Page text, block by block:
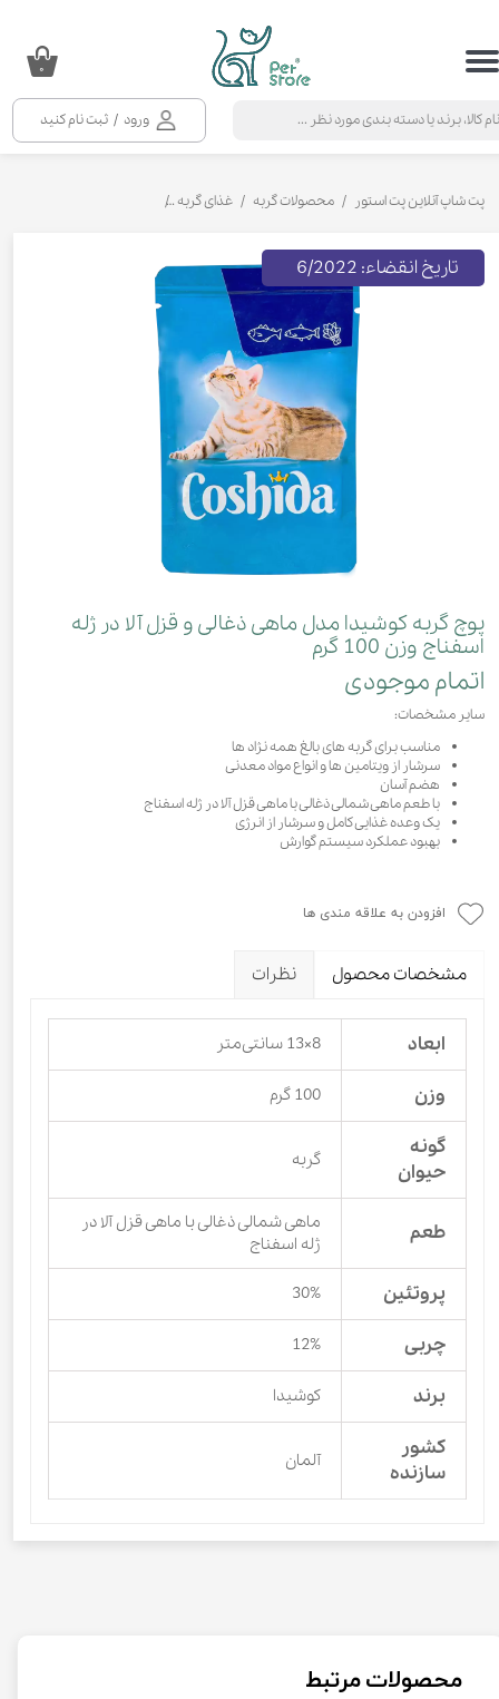
ورود / ثبت نام کنید
حساب کاربری من
خروج از حساب کاربری
۰
پت شاپ آنلاین پت استور محصولات گربه غذای گربه
پوچ گربه کوشیدا مدل ماهی ذغالی و قزل آلا در ژله
اسفناج وزن 100 گرم
اتمام موجودی
سایر مشخصات:
مناسب برای گربه های بالغ همه نژاد ها
سرشار از ویتامین ها و انواع مواد معدنی
هضم آسان
با طعم ماهی شمالی ذغالی با ماهی قزل آلا در ژله اسفناج
یک وعده غذایی کامل و سرشار از انرژی
بهبود عملکرد سیستم گوارش
تاریخ انقضاء: 6/2022
افزودن به علاقه مندی ها
مشخصات محصول نظرات
ابعاد 8×13 سانتی‌متر
وزن 100 گرم
گونه
حیوان
گربه
طعم
ماهی شمالی ذغالی با ماهی قزل آلا در
ژله اسفناج
پروتئین 30%
چربی 12%
برند کوشیدا
کشور
سازنده
آلمان
محصولات مرتبط